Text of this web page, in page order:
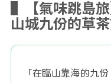
▌【氣味跳島
山城九份的草
「在臨山靠海的九